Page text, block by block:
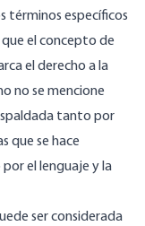
términos específicos
que el concepto de
el derecho a la
no se mencione
tanto por
que se hace
el lenguaje y la
ser considerada